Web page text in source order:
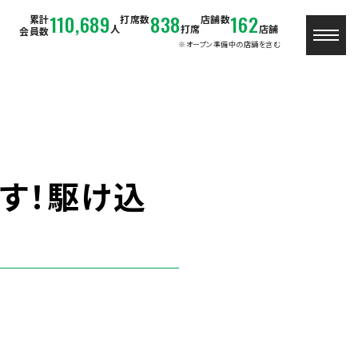
累計
会員数110,689 人
打席数838打席
店舗数162店舗
※オープン準備中の店舗を含む
！駆け込